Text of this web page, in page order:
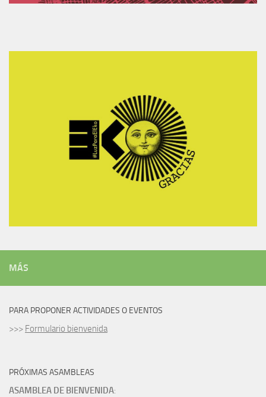
MÁS
PARA PROPONER ACTIVIDADES O EVENTOS
>>> Formulario bienvenida
PRÓXIMAS ASAMBLEAS
ASAMBLEA DE BIENVENIDA: